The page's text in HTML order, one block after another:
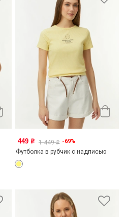
449 o 1 449o -69%
Футболка в рубчик с надписью